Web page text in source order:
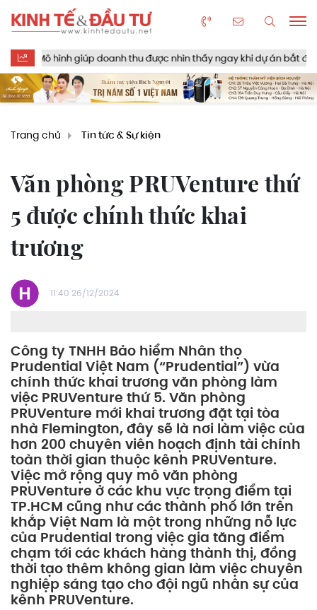
doanh thu được nhìn thấy ngay khi dự án bắt đầu Đề
Trang chủ Tin tức & Sự kiện
Văn phòng PRUVenture thứ
5 được chính thức khai
trương
11:40 26/12/2024
Công ty TNHH Bảo hiểm Nhân thọ
Prudential Việt Nam (“Prudential”) vừa
chính thức khai trương văn phòng làm
việc PRUVenture thứ 5. Văn phòng
PRUVenture mới khai trương đặt tại tòa
nhà Flemington, đây sẽ là nơi làm việc của
hơn 200 chuyên viên hoạch định tài chính
toàn thời gian thuộc kênh PRUVenture.
Việc mở rộng quy mô văn phòng
PRUVenture ở các khu vực trọng điểm tại
TP.HCM cũng như các thành phố lớn trên
khắp Việt Nam là một trong những nỗ lực
của Prudential trong việc gia tăng điểm
chạm tới các khách hàng thành thị, đồng
thời tạo thêm không gian làm việc chuyên
nghiệp sáng tạo cho đội ngũ nhân sự của
kênh PRUVenture.